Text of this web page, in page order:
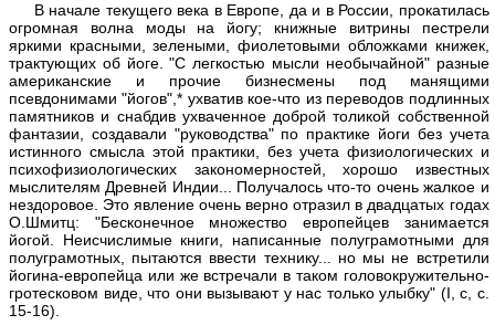
В начале текущего века в Европе, да и в России, прокатилась
огромная волна моды на йогу; книжные витрины пестрели
яркими красными, зелеными, фиолетовыми обложками книжек,
трактующих об йоге. "С легкостью мысли необычайной" разные
американские и прочие бизнесмены под манящими
псевдонимами "йогов",* ухватив кое-что из переводов подлинных
памятников и снабдив ухваченное доброй толикой собственной
фантазии, создавали "руководства" по практике йоги без учета
истинного смысла этой практики, без учета физиологических и
психофизиологических закономерностей, хорошо известных
мыслителям Древней Индии... Получалось что-то очень жалкое и
нездоровое. Это явление очень верно отразил в двадцатых годах
О.Шмитц: "Бесконечное множество европейцев занимается
йогой. Неисчислимые книги, написанные полуграмотными для
полуграмотных, пытаются ввести технику... но мы не встретили
йогина-европейца или же встречали в таком головокружительно-
гротесковом виде, что они вызывают у нас только улыбку" (I, с, с.
15-16).